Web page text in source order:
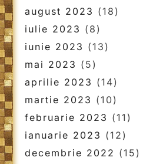
august 2023 (18)
iulie 2023 (8)
iunie 2023 (13)
mai 2023 (5)
aprilie 2023 (14)
martie 2023 (10)
februarie 2023 (11)
ianuarie 2023 (12)
decembrie 2022 (15)